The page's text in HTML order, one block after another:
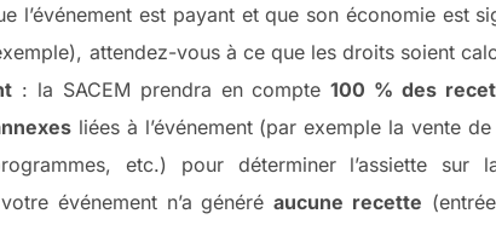
l’événement est payant et que son économie est
attendez-vous à ce que les droits soient
: la SACEM prendra en compte100 % des
liées à l’événement (par exemple la vente
etc.) pour déterminer l’assiette sur
événement n’a généréaucune recette